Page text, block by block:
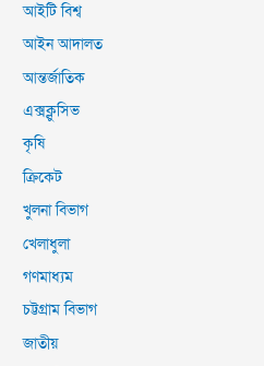
আইটি বিশ্ব
আইন আদালত
আন্তর্জাতিক
এক্সক্লুসিভ
কৃষি
ক্রিকেট
খুলনা বিভাগ
খেলাধুলা
গণমাধ্যম
চট্টগ্রাম বিভাগ
জাতীয়